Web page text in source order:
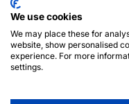
We use cookies
We may place these for
website, show personalised
experience. For more
settings.